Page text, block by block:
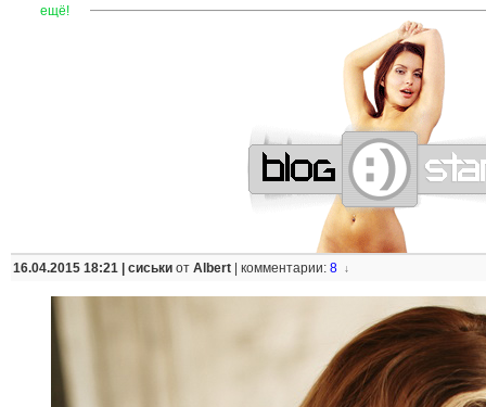
ещё! ——————————————————————
16.04.2015 18:21 | сиськи от Albert комментарии: 8 ↓